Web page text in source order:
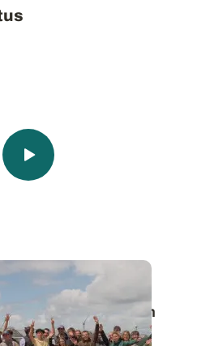
: une belle édition
de l'innovation !